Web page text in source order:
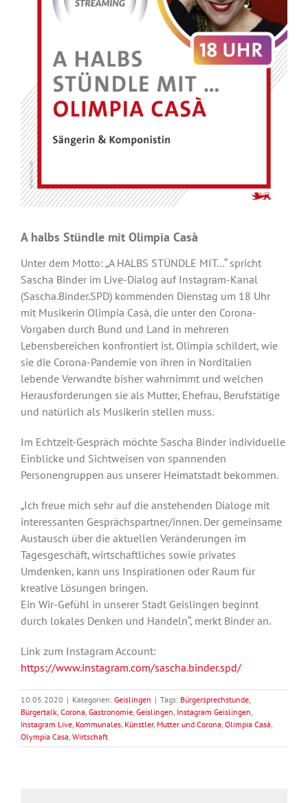
A halbs Stündle mit Olimpia Casà
Unter dem Motto: „A HALBS STÜNDLE MIT…“ spricht
Sascha Binder im Live-Dialog auf Instagram-Kanal
(Sascha.Binder.SPD) kommenden Dienstag um 18 Uhr
mit Musikerin Olimpia Casà, die unter den Corona-
Vorgaben durch Bund und Land in mehreren
Lebensbereichen konfrontiert ist. Olimpia schildert, wie
sie die Corona-Pandemie von ihren in Norditalien
lebende Verwandte bisher wahrnimmt und welchen
Herausforderungen sie als Mutter, Ehefrau, Berufstätige
und natürlich als Musikerin stellen muss.
Im Echtzeit-Gespräch möchte Sascha Binder individuelle
Einblicke und Sichtweisen von spannenden
Personengruppen aus unserer Heimatstadt bekommen.
„Ich freue mich sehr auf die anstehenden Dialoge mit
interessanten Gesprächspartner/innen. Der gemeinsame
Austausch über die aktuellen Veränderungen im
Tagesgeschäft, wirtschaftliches sowie privates
Umdenken, kann uns Inspirationen oder Raum für
kreative Lösungen bringen.
Ein Wir-Gefühl in unserer Stadt Geislingen beginnt
durch lokales Denken und Handeln“, merkt Binder an.
Link zum Instagram Account:
https://www.instagram.com/sascha.binder.spd/
10.05.2020 | Kategorien: Geislingen | Tags: Bürgersprechstunde,
Bürgertalk, Corona, Gastronomie, Geislingen, Instagram Geislingen,
Instagram Live, Kommunales, Künstler, Mutter und Corona, Olimpia Casà,
Olympia Casa, Wirtschaft